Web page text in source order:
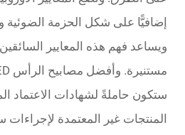
إضافيًّا على شكل الحزمة الضوئية
ويساعد فهم هذه المعايير
ستكون حاملةً لشهادات الاعتماد
المنتجات غير المعتمدة